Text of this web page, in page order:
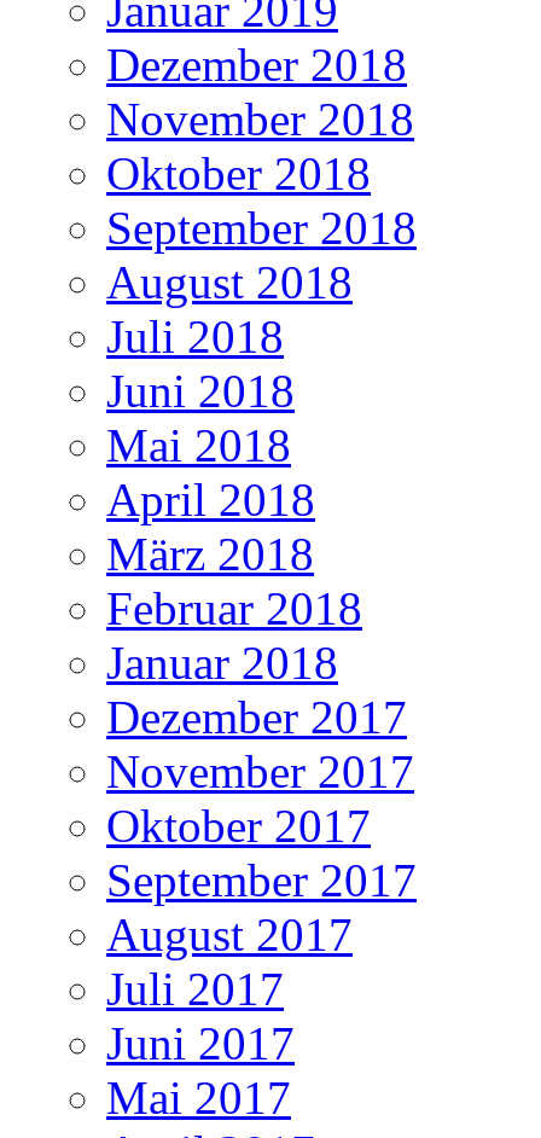
Dezember 2018
November 2018
Oktober 2018
September 2018
August 2018
Juli 2018
Juni 2018
Mai 2018
April 2018
März 2018
Februar 2018
Januar 2018
Dezember 2017
November 2017
Oktober 2017
September 2017
August 2017
Juli 2017
Juni 2017
Mai 2017